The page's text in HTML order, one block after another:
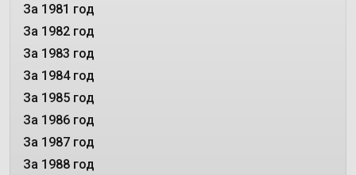
За 1981 год
За 1982 год
За 1983 год
За 1984 год
За 1985 год
За 1986 год
За 1987 год
За 1988 год